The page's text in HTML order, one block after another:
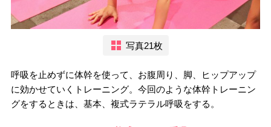
写真21枚
呼吸を止めずに体幹を使って、お腹周り、脚、ヒップアップ
に効かせていくトレーニング。今回のような体幹トレーニン
グをするときは、基本、複式ラテラル呼吸をする。